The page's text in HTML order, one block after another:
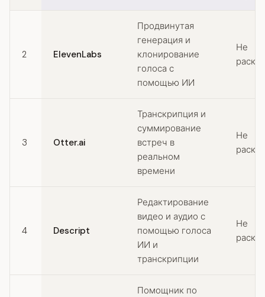
2 ElevenLabs
Продвинутая
генерация и
клонирование
голоса с
помощью ИИ
Не
3 Otter.ai
Транскрипция и
суммирование
встреч в
реальном
времени
Не
4 Descript
Редактирование
видео и аудио с
помощью голоса
ИИ и
транскрипции
Не
Помощник по